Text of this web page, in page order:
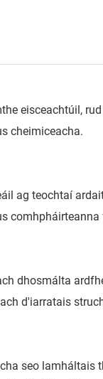
eisceachtúil,
cheimiceacha.
ag teochtaí
comhpháirteanna
dhosmálta
d'iarratais
seo lamháltais